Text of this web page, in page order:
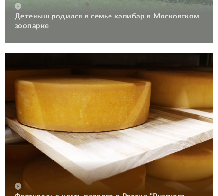
Детеныш родился в семье капибар в Московском
зоопарке